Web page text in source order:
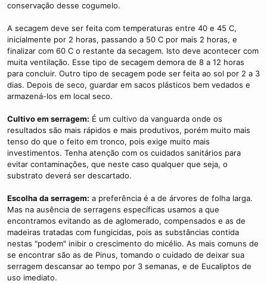
conservação desse cogumelo.
A secagem deve ser feita com temperaturas entre 40 e 45 C,
inicialmente por 2 horas, passando a 50 C por mais 2 horas, e
finalizar com 60 C o restante da secagem. Isto deve acontecer com
muita ventilação. Esse tipo de secagem demora de 8 a 12 horas
para concluir. Outro tipo de secagem pode ser feita ao sol por 2 a 3
dias. Depois de seco, guardar em sacos plásticos bem vedados e
armazená-los em local seco.
Cultivo em serragem: É um cultivo da vanguarda onde os
resultados são mais rápidos e mais produtivos, porém muito mais
tenso do que o feito em tronco, pois exige muito mais
investimentos. Tenha atenção com os cuidados sanitários para
evitar contaminações, que neste caso qualquer que seja, o
substrato deverá ser descartado.
Escolha da serragem: a preferência é a de árvores de folha larga.
Mas na ausência de serragens específicas usamos a que
encontramos evitando as de aglomerado, compensados e as de
madeiras tratadas com fungicidas, pois as substâncias contida
nestas "podem" inibir o crescimento do micélio. As mais comuns de
se encontrar são as de Pinus, tomando o cuidado de deixar sua
serragem descansar ao tempo por 3 semanas, e de Eucaliptos de
uso imediato.